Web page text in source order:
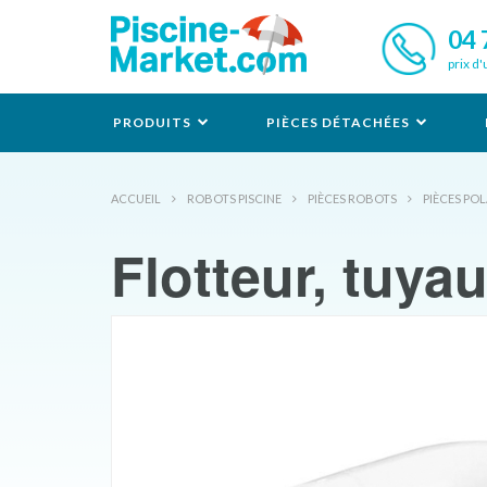
04
prix
PRODUITS PIÈCES DÉTACHÉES
ACCUEIL ROBOTS PISCINE PIÈCES ROBOTS PIÈCES
Flotteur,